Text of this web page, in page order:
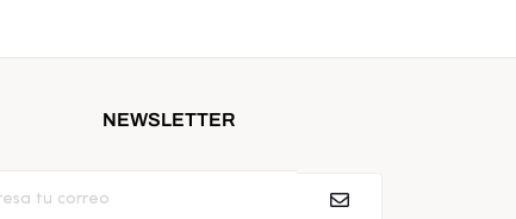
NEWSLETTER